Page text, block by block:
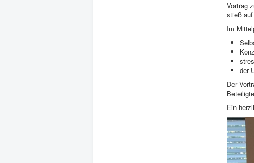
Vortrag
stieß
Im
der
Der
Ein